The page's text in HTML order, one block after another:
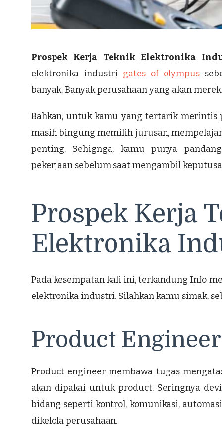
Prospek Kerja Teknik Elektronika
elektronika industri gates of olympus
banyak. Banyak perusahaan yang akan
Bahkan, untuk kamu yang tertarik
masih bingung memilih jurusan,
penting. Sehignga, kamu punya
pekerjaan sebelum saat mengambil
Prospek Kerja
Elektronika
Pada kesempatan kali ini, terkandung Info
elektronika industri. Silahkan kamu simak,
Product Engineer
Product engineer membawa tugas
akan dipakai untuk product. Seringnya
bidang seperti kontrol, komunikasi,
dikelola perusahaan.